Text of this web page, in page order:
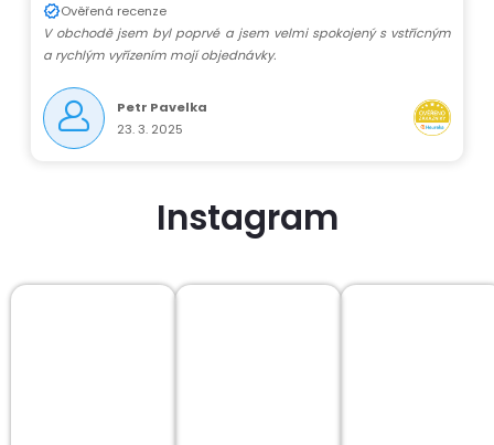
Ověřená recenze
V obchodě jsem byl poprvé a jsem velmi spokojený s vstřícným
a rychlým vyřízením mojí objednávky.
Petr Pavelka
23. 3. 2025
Instagram